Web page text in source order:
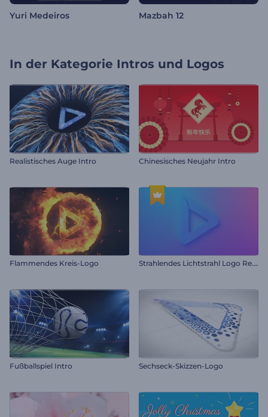
Yuri Medeiros Mazbah 12
In der Kategorie Intros und Logos
Realistisches Auge Intro Chinesisches Neujahr Intro
Flammendes Kreis-Logo S
trahlendes Lichtstrahl Logo Reveal
Fußballspiel Intro Sechseck-Skizzen-Logo